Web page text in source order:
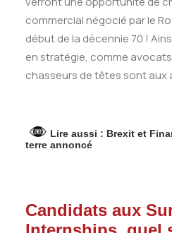
commercial négocié par le
début de la décennie 70 !
en stratégie, comme
chasseurs de têtes sont aux
Lire aussi : Brexit et
terre annoncé
Candidats aux